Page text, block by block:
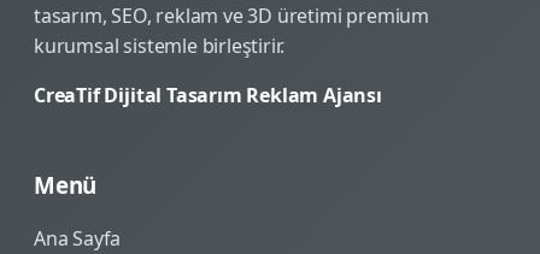
tasarım, SEO, reklam ve 3D üretimi premium
kurumsal sistemle birleştirir.
CreaTif Dijital Tasarım Reklam Ajansı
Menü
Ana Sayfa